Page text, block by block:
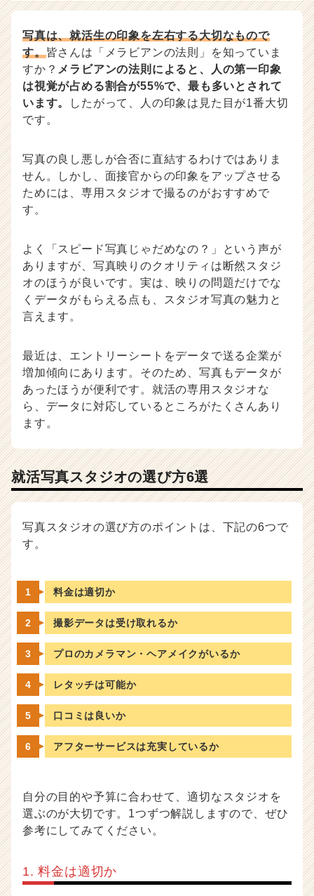
C
a
r
e
e
r）
写真は、就活生の印象を左右する大切なもので
す。皆さんは「メラビアンの法則」を知っていま
すか？ メラビアンの法則によると、人の第一印象
は視覚が占める割合が55%で、最も多いとされて
います。
したがって、人の印象は見た目が1番大切
です。
写真の良し悪しが合否に直結するわけではありま
せん。しかし、面接官からの印象をアップさせる
ためには、専用スタジオで撮るのがおすすめで
す。
よく「スピード写真じゃだめなの？」という声が
ありますが、写真映りのクオリティは断然スタジ
オのほうが良いです。実は、映りの問題だけでな
くデータがもらえる点も、スタジオ写真の魅力と
言えます。
最近は、エントリーシートをデータで送る企業が
増加傾向にあります。そのため、写真もデータが
あったほうが便利です。就活の専用スタジオな
ら、データに対応しているところがたくさんあり
ます。
就活写真スタジオの選び方6選
写真スタジオの選び方のポイントは、下記の6つで
す。
料金は適切か
撮影データは受け取れるか
プロのカメラマン・ヘアメイクがいるか
レタッチは可能か
口コミは良いか
アフターサービスは充実しているか
自分の目的や予算に合わせて、適切なスタジオを
選ぶのが大切です。1つずつ解説しますので、ぜひ
参考にしてみてください。
1. 料金は適切か